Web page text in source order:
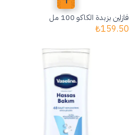
فازلين بزبدة الكاكو 100 مل
159.50
₺